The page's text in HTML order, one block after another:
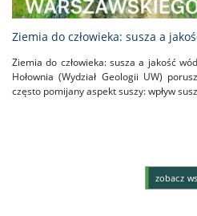
Ziemia do człowieka: susza a
Ziemia do człowieka: susza a jakość
Hołownia (Wydział Geologii UW)
często pomijany aspekt suszy: wpływ
zobacz